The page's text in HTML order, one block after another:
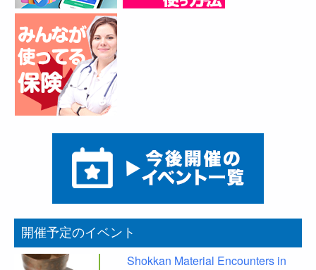
開催予定のイベント
Shokkan Material Encounters in